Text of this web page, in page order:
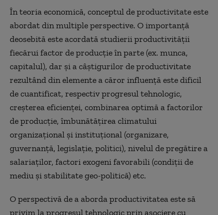
În teoria economică, conceptul de productivitate este
abordat din multiple perspective. O importanță
deosebită este acordată studierii productivității
fiecărui factor de producție în parte (ex. munca,
capitalul), dar și a câștigurilor de productivitate
rezultând din elemente a căror influență este dificil
de cuantificat, respectiv progresul tehnologic,
creșterea eficienței, combinarea optimă a factorilor
de producție, îmbunătățirea climatului
organizațional și instituțional (organizare,
guvernanță, legislație, politici), nivelul de pregătire a
salariaților, factori exogeni favorabili (condiții de
mediu și stabilitate geo-politică) etc.
O perspectivă de a aborda productivitatea este să
privim la progresul tehnologic prin asociere cu